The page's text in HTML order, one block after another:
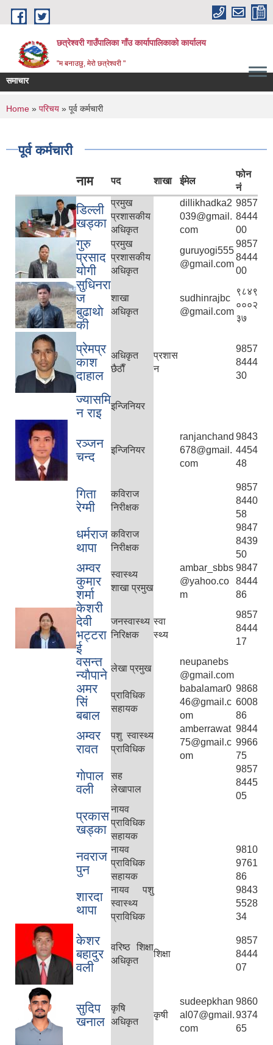
Skip to main content
छत्रेश्वरी गाउँपालिका गाँउ कार्यापालिकाको कार्यालय
"म बनाउछु, मेरो छत्रेश्वरी "
समाचार
You are here
Home » परिचय » पूर्व कर्मचारी
पूर्व कर्मचारी
नाम पद शाखा ईमेल
फोन
नं
डिल्ली
खड्का
प्रमुख
प्रशासकीय
अधिकृत
dillikhadka2
039@gmail.
com
9857
8444
00
गुरु
प्रसाद
योगी
प्रमुख
प्रशासकीय
अधिकृत
guruyogi555
@gmail.com
9857
8444
00
सुधिनरा
ज
बुढाथाे
की
शाखा
अधिकृत
sudhinrajbc
@gmail.com
९८४९
०००२
३७
प्रेमप्र
काश
दाहाल
अधिकृत
छैठाैँ
प्रशास
न
9857
8444
30
ज्यासमि
न राइ
इन्जिनियर
रञ्जन
चन्द
इन्जिनियर
ranjanchand
678@gmail.
com
9843
4454
48
गिता
रेग्मी
कविराज
निरीक्षक
9857
8440
58
धर्मराज
थापा
कविराज
निरीक्षक
9847
8439
50
अम्वर
कुमार
शर्मा
स्वास्थ्य
शाखा प्रमुख
ambar_sbbs
@yahoo.co
m
9847
8444
86
केशरी
देवी
भट्टरा
ई
जनस्वास्थ्य
निरिक्षक
स्वा
स्थ्य
9857
8444
17
वसन्त
न्याैपाने लेखा प्रमुख
neupanebs
@gmail.com
अमर
सिं
बबाल
प्राविधिक
सहायक
babalamar0
46@gmail.c
om
9868
6008
86
अम्वर
रावत
पशु स्वास्थ्य
प्राविधिक
amberrawat
75@gmail.c
om
9844
9966
75
गाेपाल
वली
सह
लेखापाल
9857
8445
05
प्रकास
खड्का
नायव
प्राविधिक
सहायक
नवराज
पुन
नायव
प्राविधिक
सहायक
9810
9761
86
शारदा
थापा
नायव पशु
स्वास्थ्य
प्राविधिक
9843
5528
34
केशर
बहादुर
वली
वरिष्ठ शिक्षा
अधिकृत
शिक्षा
9857
8444
07
सुदिप
खनाल
कृषि
अधिकृत
कृषी
sudeepkhan
al07@gmail.
com
9860
9374
65